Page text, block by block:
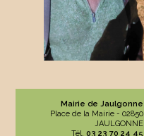
Mairie de Jaulgonne
Place de la Mairie - 02850
JAULGONNE
Tél. 03 23 70 24 45